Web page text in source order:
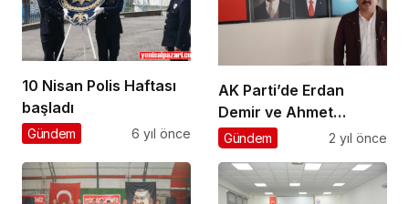
10 Nisan Polis Haftası
başladı
Gündem 6 yıl önce
AK Parti’de Erdan
Demir ve Ahmet
Karaçoban da
Gündem 2 yıl önce